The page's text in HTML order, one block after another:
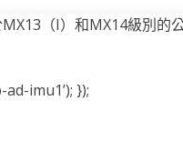
（I）和MX14級別的
imu1’); });